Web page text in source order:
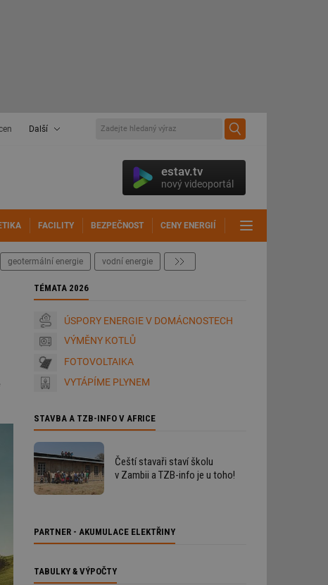
Další
estav.tv
nový videoportál
FACILITY BEZPEČNOST CENY ENERGIÍ
geotermální energie vodní energie
TÉMATA 2026
ÚSPORY ENERGIE V DOMÁCNOSTECH
VÝMĚNY KOTLŮ
FOTOVOLTAIKA
VYTÁPÍME PLYNEM
STAVBA A TZB-INFO V AFRICE
Čeští stavaři staví školu
v Zambii a TZB-info je u toho!
PARTNER - AKUMULACE ELEKTŘINY
TABULKY & VÝPOČTY